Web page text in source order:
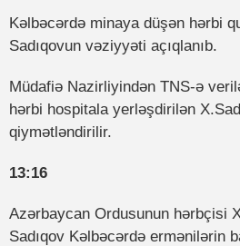
Kəlbəcərdə minaya düşən hərbi
Sadıqovun vəziyyəti açıqlanıb.
Müdafiə Nazirliyindən TNS-ə
hərbi hospitala yerləşdirilən
qiymətləndirilir.
13:16
Azərbaycan Ordusunun hərbçisi
Sadıqov Kəlbəcərdə ermənilərin